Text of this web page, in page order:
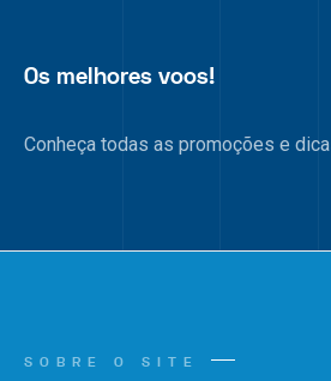
Os melhores voos!
Conheça todas as promoções e
SOBRE O SITE